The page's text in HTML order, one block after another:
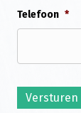
Telefoon *
Versturen